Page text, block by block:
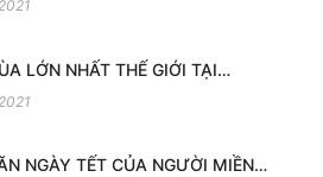
LỚN NHẤT THẾ GIỚI TẠI…
NGÀY TẾT CỦA NGƯỜI MIỀN…